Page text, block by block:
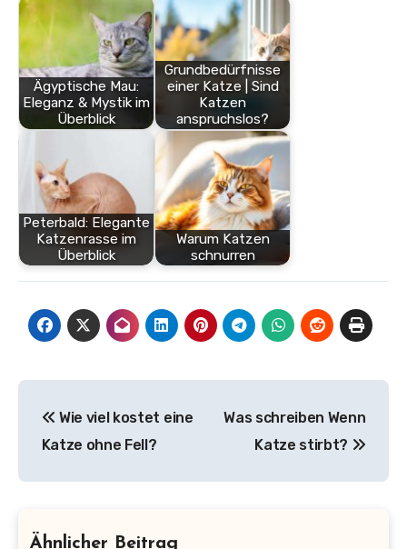
Ägyptische Mau:
Eleganz & Mystik im
Überblick
Grundbedürfnisse
einer Katze | Sind
Katzen
anspruchslos?
Peterbald: Elegante
Katzenrasse im
Überblick
Warum Katzen
schnurren
Wie viel kostet eine
Katze ohne Fell?
Was schreiben Wenn
Katze stirbt?
Ähnlicher Beitrag